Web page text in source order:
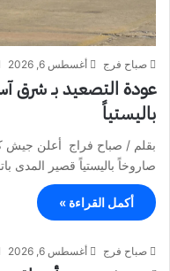
صباح فرج أغسطس 6, 2026
عودة التصعيد بـ شرق
باليستياً
بقلم / صباح فراج أعلن جيش
صاروخاً باليستياً قصير المدى
أكمل القراءة »
صباح فرج أغسطس 6, 2026